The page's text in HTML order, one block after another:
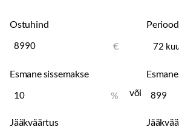
Dynaudio helisüsteem
Ostuhind
€
Periood
Esmane sissemakse
%
või
Jääkväärtus